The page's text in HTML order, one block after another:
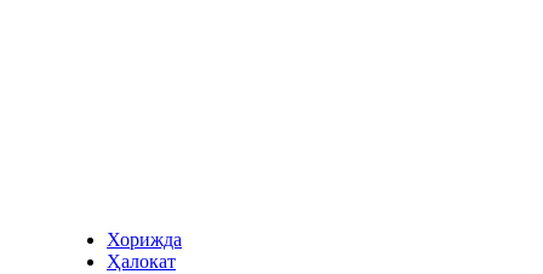
Хорижда
Ҳалокат